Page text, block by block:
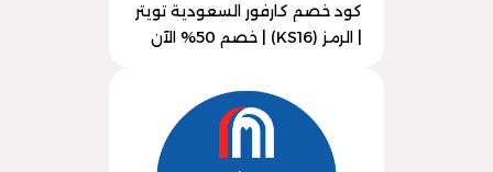
كود خصم كارفور السعودية تويتر
| الرمز (KS16) | خصم 50% الآن